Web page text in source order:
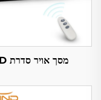
מסך אויר סדרת D